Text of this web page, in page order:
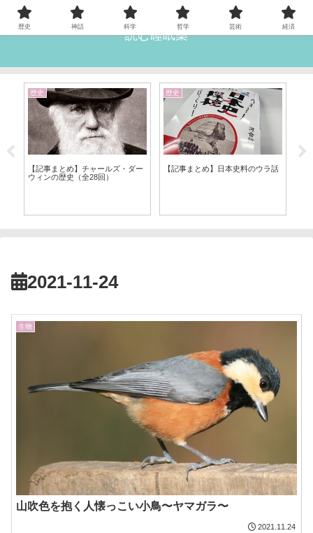
読む睡眠薬
歴史
【記事まとめ】チャールズ・ダー
ウィンの歴史（全28回）
歴史
【記事まとめ】日本史料のウラ話
2021-11-24
生物
山吹色を抱く人懐っこい小鳥〜ヤマガラ〜
2021.11.24
歴史 神話 科学 哲学 芸術 経済